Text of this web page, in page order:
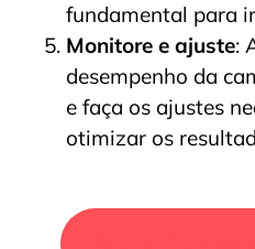
fundamental para
Monitore e ajuste:
desempenho da
e faça os ajustes
otimizar os